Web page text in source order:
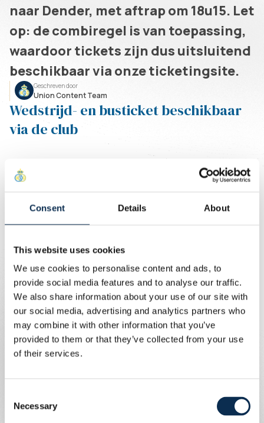
Consent Details About
This website uses cookies
We use cookies to personalise content and ads, to
provide social media features and to analyse our traffic.
We also share information about your use of our site with
our social media, advertising and analytics partners who
may combine it with other information that you’ve
provided to them or that they’ve collected from your use
of their services.
Selection
Necessary
naar Dender, met aftrap om 18u15. Let
op: de combiregel is van toepassing,
waardoor tickets zijn dus uitsluitend
beschikbaar via onze ticketingsite.
Geschreven door
Union Content Team
Wedstrijd- en busticket beschikbaar
via de club
Verplaatsing per combibus is verplicht voor deze
uitwedstrijd. De bussen van de fanclubs zitten vol, maar
zaterdag. Wedstrijdticket + busticket beschikbaar op
ticketing.rusg.brussels
Koop je wedstrijd- en busticket hier!
Prijzen
Volwassenen : 35€ (20€ ticket + 15€ bus)
Jongeren (-21jaar): 30€ (15€ ticket + 15€ bus)
Kinderen (-12jaar): 25€ (10€ ticket + 15€ bus)
Rolstoelgebruikers